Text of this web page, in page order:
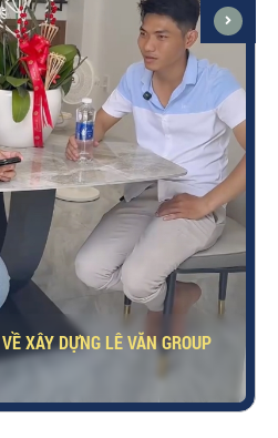
XÂY DỰNG LÊ VĂN GROUP